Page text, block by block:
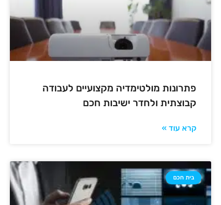
פתרונות מולטימדיה מקצועיים לעבודה
קבוצתית ולחדר ישיבות חכם
קרא עוד »
בית חכם